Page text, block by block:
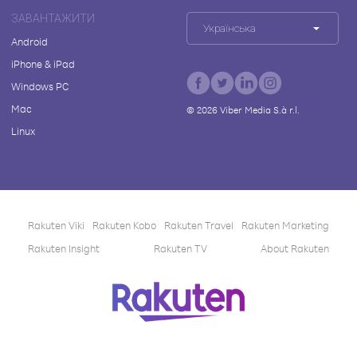
ЗАВАНТАЖИТИ
Android
iPhone & iPad
Windows PC
Mac
Linux
Українська
© 2026Viber Media S.à r.l.
Rakuten Viki Rakuten Kobo Rakuten Travel
Rakuten Marketing
Rakuten Insight
Rakuten TV About Rakuten